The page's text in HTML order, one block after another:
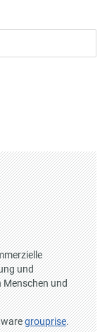
und
Menschen und
grouprise.